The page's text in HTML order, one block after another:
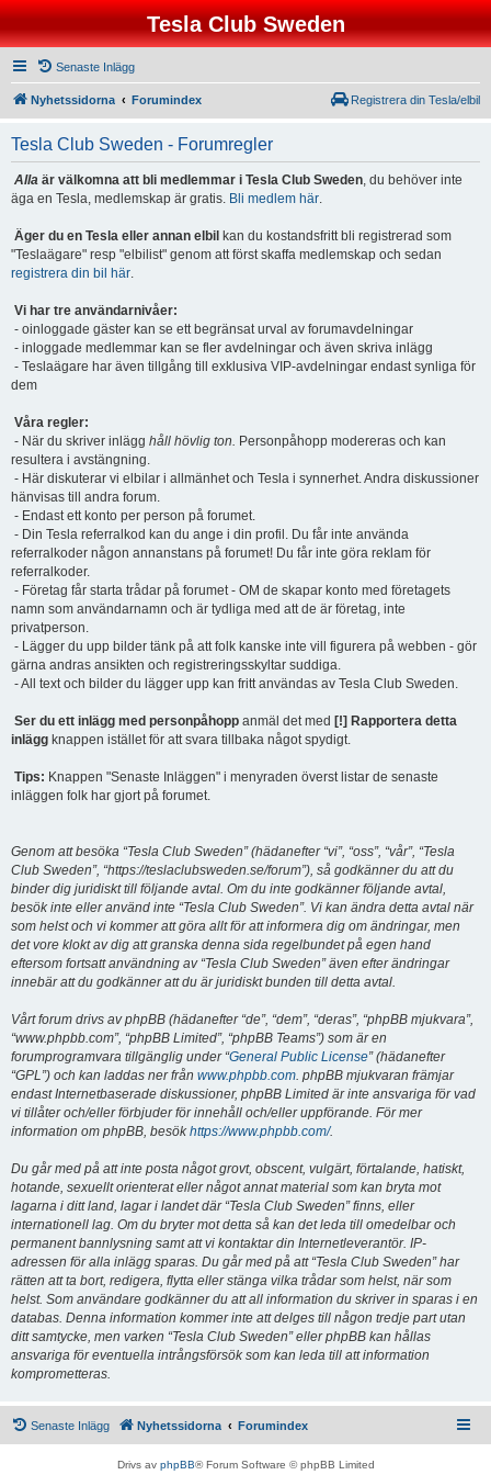
Tesla Club Sweden
Senaste Inlägg
Nyhetssidorna Forumindex Registrera din Tesla/elbil
Tesla Club Sweden - Forumregler
Alla är välkomna att bli medlemmar i Tesla Club Sweden, du behöver inte
äga en Tesla, medlemskap är gratis. Bli medlem här.
Äger du en Tesla eller annan elbil kan du kostandsfritt bli registrerad som
"Teslaägare" resp "elbilist" genom att först skaffa medlemskap och sedan
registrera din bil här.
Vi har tre användarnivåer:
- oinloggade gäster kan se ett begränsat urval av forumavdelningar
- inloggade medlemmar kan se fler avdelningar och även skriva inlägg
- Teslaägare har även tillgång till exklusiva VIP-avdelningar endast synliga för
dem
Våra regler:
- När du skriver inlägg håll hövlig ton. Personpåhopp modereras och kan
resultera i avstängning.
- Här diskuterar vi elbilar i allmänhet och Tesla i synnerhet. Andra diskussioner
hänvisas till andra forum.
- Endast ett konto per person på forumet.
- Din Tesla referralkod kan du ange i din profil. Du får inte använda
referralkoder någon annanstans på forumet! Du får inte göra reklam för
referralkoder.
- Företag får starta trådar på forumet - OM de skapar konto med företagets
namn som användarnamn och är tydliga med att de är företag, inte
privatperson.
- Lägger du upp bilder tänk på att folk kanske inte vill figurera på webben - gör
gärna andras ansikten och registreringsskyltar suddiga.
- All text och bilder du lägger upp kan fritt användas av Tesla Club Sweden.
Ser du ett inlägg med personpåhopp anmäl det med [!] Rapportera detta
inlägg knappen istället för att svara tillbaka något spydigt.
Tips: Knappen "Senaste Inläggen" i menyraden överst listar de senaste
inläggen folk har gjort på forumet.
Genom att besöka “Tesla Club Sweden” (hädanefter “vi”, “oss”, “vår”, “Tesla
Club Sweden”, “https://teslaclubsweden.se/forum”), så godkänner du att du
binder dig juridiskt till följande avtal. Om du inte godkänner följande avtal,
besök inte eller använd inte “Tesla Club Sweden”. Vi kan ändra detta avtal när
som helst och vi kommer att göra allt för att informera dig om ändringar, men
det vore klokt av dig att granska denna sida regelbundet på egen hand
eftersom fortsatt användning av “Tesla Club Sweden” även efter ändringar
innebär att du godkänner att du är juridiskt bunden till detta avtal.
Vårt forum drivs av phpBB (hädanefter “de”, “dem”, “deras”, “phpBB mjukvara”,
“www.phpbb.com”, “phpBB Limited”, “phpBB Teams”) som är en
forumprogramvara tillgänglig under “General Public License” (hädanefter
“GPL”) och kan laddas ner från www.phpbb.com. phpBB mjukvaran främjar
endast Internetbaserade diskussioner, phpBB Limited är inte ansvariga för vad
vi tillåter och/eller förbjuder för innehåll och/eller uppförande. För mer
information om phpBB, besökhttps://www.phpbb.com/.
Du går med på att inte posta något grovt, obscent, vulgärt, förtalande, hatiskt,
hotande, sexuellt orienterat eller något annat material som kan bryta mot
lagarna i ditt land, lagar i landet där “Tesla Club Sweden” finns, eller
internationell lag. Om du bryter mot detta så kan det leda till omedelbar och
permanent bannlysning samt att vi kontaktar din Internetleverantör. IP-
adressen för alla inlägg sparas. Du går med på att “Tesla Club Sweden” har
rätten att ta bort, redigera, flytta eller stänga vilka trådar som helst, när som
helst. Som användare godkänner du att all information du skriver in sparas i en
databas. Denna information kommer inte att delges till någon tredje part utan
ditt samtycke, men varken “Tesla Club Sweden” eller phpBB kan hållas
ansvariga för eventuella intrångsförsök som kan leda till att information
komprometteras.
Senaste Inlägg Nyhetssidorna Forumindex
Drivs av phpBB® Forum Software © phpBB Limited